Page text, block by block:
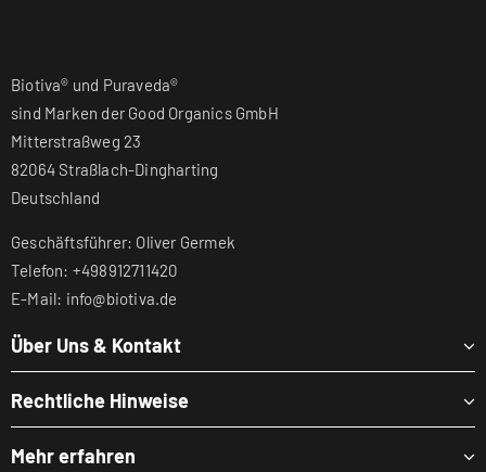
Biotiva® und Puraveda®
sind Marken der Good Organics GmbH
Mitterstraßweg 23
82064 Straßlach-Dingharting
Deutschland
Geschäftsführer: Oliver Germek
Telefon: +498912711420
E-Mail: info@biotiva.de
Über Uns & Kontakt
Rechtliche Hinweise
Mehr erfahren